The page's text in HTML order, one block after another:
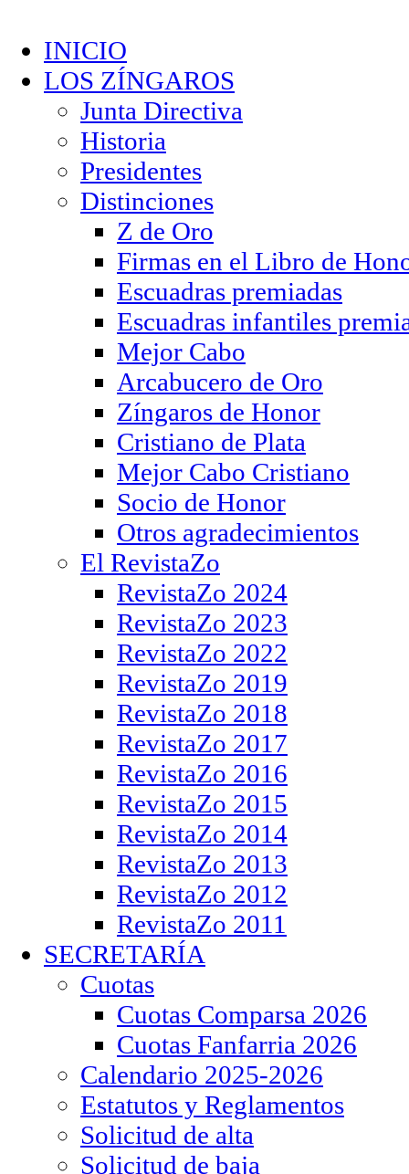
INICIO
LOS ZÍNGAROS
Junta Directiva
Historia
Presidentes
Distinciones
Z de Oro
Firmas en el Libro de
Escuadras premiadas
Escuadras infantiles
Mejor Cabo
Arcabucero de Oro
Zíngaros de Honor
Cristiano de Plata
Mejor Cabo Cristiano
Socio de Honor
Otros agradecimientos
El RevistaZo
RevistaZo 2024
RevistaZo 2023
RevistaZo 2022
RevistaZo 2019
RevistaZo 2018
RevistaZo 2017
RevistaZo 2016
RevistaZo 2015
RevistaZo 2014
RevistaZo 2013
RevistaZo 2012
RevistaZo 2011
SECRETARÍA
Cuotas
Cuotas Comparsa 2026
Cuotas Fanfarria 2026
Calendario 2025-2026
Estatutos y Reglamentos
Solicitud de alta
Solicitud de baja